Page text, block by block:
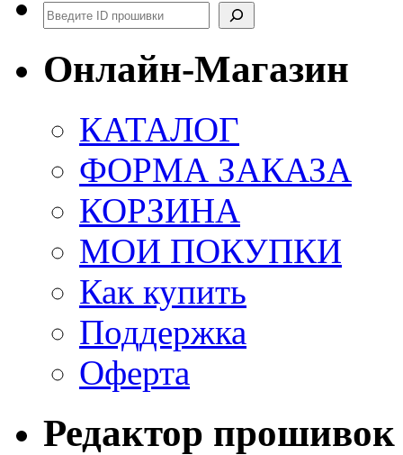
Поиск
Онлайн-Магазин
КАТАЛОГ
ФОРМА ЗАКАЗА
КОРЗИНА
МОИ ПОКУПКИ
Как купить
Поддержка
Оферта
Редактор прошивок